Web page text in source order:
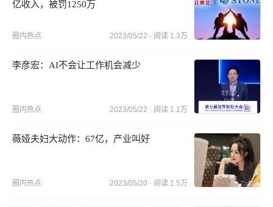
亿收入，被罚1250万
圈内热点 2023/05/22 · 阅读 1.3万
李彦宏：AI不会让工作机会减少
圈内热点 2023/05/22 · 阅读 1.1万
薇娅夫妇大动作：67亿，产业叫好
圈内热点 2023/05/20 · 阅读 1.5万